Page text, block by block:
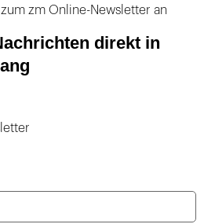
zm Online-Newsletter an
direkt in